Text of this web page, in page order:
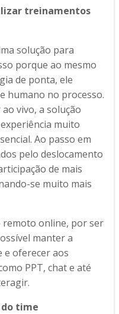
treinamentos
solução para
porque ao mesmo
de ponta, ele
humano no processo.
vivo, a solução
muito
Ao passo em
pelo deslocamento
de mais
se muito mais
online, por ser
manter a
e oferecer aos
PPT, chat e até
time